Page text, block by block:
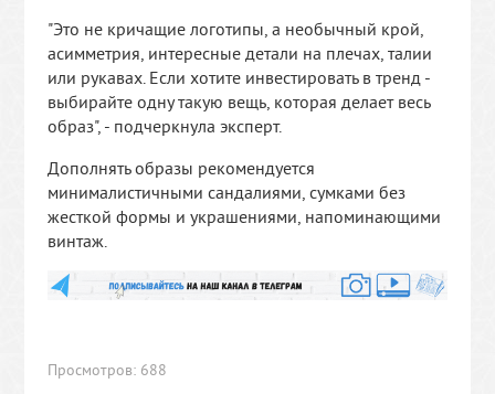
"Это не кричащие логотипы, а необычный крой,
асимметрия, интересные детали на плечах, талии
или рукавах. Если хотите инвестировать в тренд -
выбирайте одну такую вещь, которая делает весь
образ", - подчеркнула эксперт.
Дополнять образы рекомендуется
минималистичными сандалиями, сумками без
жесткой формы и украшениями, напоминающими
винтаж.
Просмотров: 688